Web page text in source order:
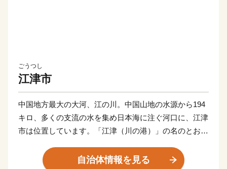
ごうつし
江津市
中国地方最大の大河、江の川。中国山地の水源から194
キロ、多くの支流の水を集め日本海に注ぐ河口に、江津
市は位置しています。「江津（川の港）」の名のとお
北前船の寄港地として栄えました。かつての中心地であ
自治体情報を見る